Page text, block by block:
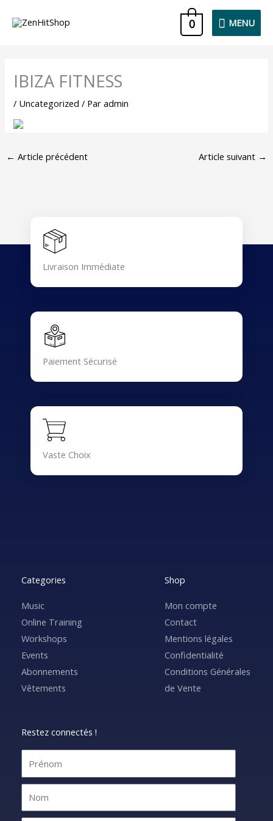
MENU
MENU
0
IBIZA FITNESS
/ Uncategorized / Paradmin
← Article précédent Article suivant →
Livraison Immédiate
Paiement Sécurisé
Vaste Choix
Categories
Music
Online Training
Workshops
Events
Abonnements
Vêtements
Shop
Mon compte
Contact
Mentions légales
Confidentialité
Conditions Générales
de Vente
Restez connectés !